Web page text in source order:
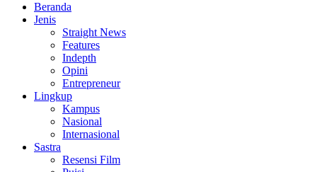
Beranda
Jenis
Straight News
Features
Indepth
Opini
Entrepreneur
Lingkup
Kampus
Nasional
Internasional
Sastra
Resensi Film